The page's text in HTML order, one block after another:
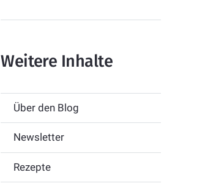
Weitere Inhalte
Über den Blog
Newsletter
Rezepte